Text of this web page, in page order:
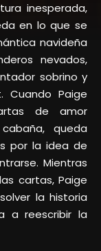
inesperada,
en lo que se
navideña
nevados,
sobrino y
Cuando Paige
de amor
queda
por la idea de
Mientras
cartas, Paige
la historia
a reescribir la